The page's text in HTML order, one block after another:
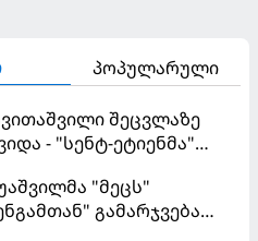
პოპულარული
შეცვლაზე
- "სენტ-ეტიენმა"
"მეცს"
გამარჯვება